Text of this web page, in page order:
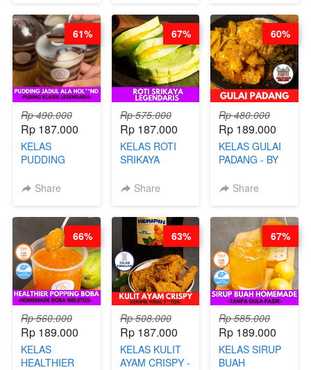
STEPHANIE
FOOD- BY
CHEF
STEPHANIE
Rp 490.000
Rp 187.000
KELAS
PUDDING
HOL**ND -
LEGENDARIS -
BY CHEF DITA
Share
61%
Rp 575.000
Rp 187.000
KELAS ROTI
SRIKAYA
BY CHEF DITA
Share
67%
Rp 480.000
Rp 189.000
KELAS GULAI
PADANG - BY
NADIA
Share
60%
Rp 560.000
Rp 189.000
KELAS
HEALTHIER
66%
Rp 508.000
Rp 187.000
KELAS KULIT
AYAM CRISPY -
63%
Rp 585.000
Rp 189.000
KELAS SIRUP
BUAH
67%